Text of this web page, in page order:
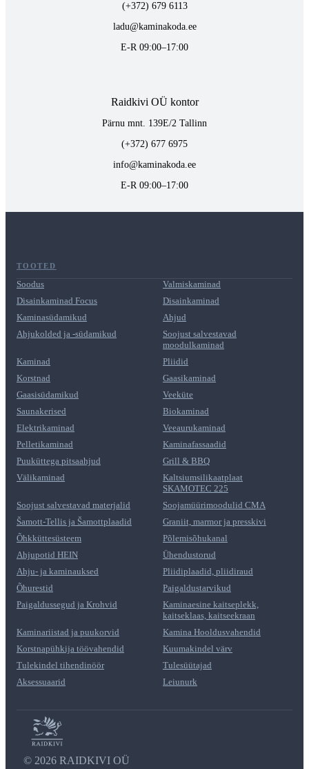
(+372) 679 6113
ladu@kaminakoda.ee
E-R 09:00–17:00
Raidkivi OÜ kontor
Pärnu mnt. 139E/2 Tallinn
(+372) 677 6975
info@kaminakoda.ee
E-R 09:00–17:00
TOOTED
Soodus
Valmiskaminad
Disainkaminad Focus
Disainkaminad
Kaminasüdamikud
Ahjud
Ahjukolded ja -südamikud
Soojust salvestavad
moodulkaminad
Kaminad
Pliidid
Korstnad
Gaasikaminad
Gaasisüdamikud
Veeküte
Saunakerised
Biokaminad
Elektrikaminad
Veeaurukaminad
Pelletikaminad
Kaminafassaadid
Puuküttega pitsaahjud
Grill & BBQ
Välikaminad
Kaltsiumsilikaatplaat
SKAMOTEC 225
Soojust salvestavad materjalid
Soojamüürimoodulid CMA
Šamott-Tellis ja Šamottplaadid
Graniit, marmor ja presskivi
Õhkküttesüsteem
Põlemisõhukanal
Ahjupotid HEIN
Ühendustorud
Ahju- ja kaminauksed
Pliidiplaadid, pliidiraud
Õhurestid
Paigaldustarvikud
Paigaldussegud ja Krohvid
Kaminaesine kaitseplekk,
kaitseklaas, kaitseekraan
Kaminariistad ja puukorvid
Kamina Hooldusvahendid
Korstnapühkija töövahendid
Kuumakindel värv
Tulekindel tihendinöör
Tulesüütajad
Aksessuaarid
Leiunurk
© 2026 RAIDKIVI OÜ